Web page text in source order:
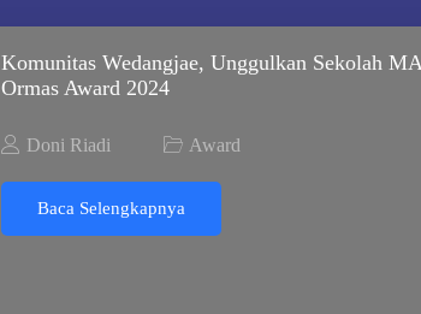
Komunitas Wedangjae, Unggulkan Sekolah
Ormas Award 2024
Doni Riadi Award
Baca Selengkapnya